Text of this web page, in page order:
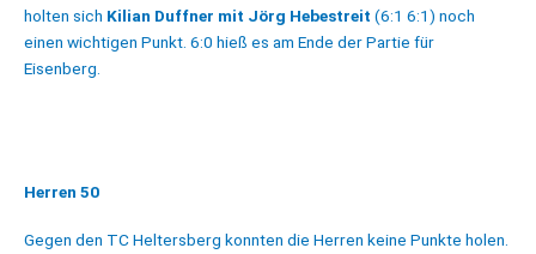
holten sich Kilian Duffner mit Jörg Hebestreit (6:1 6:1) noch
einen wichtigen Punkt. 6:0 hieß es am Ende der Partie für
Eisenberg.
Herren 50
Gegen den TC Heltersberg konnten die Herren keine Punkte holen.